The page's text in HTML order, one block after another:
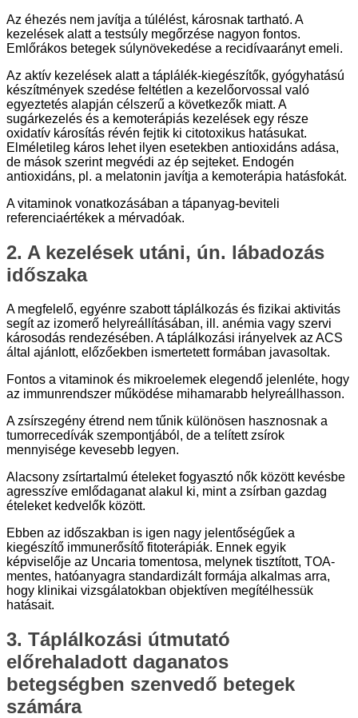
Az éhezés nem javítja a túlélést, károsnak tartható. A
kezelések alatt a testsúly megőrzése nagyon fontos.
Emlőrákos betegek súlynövekedése a recidívaarányt emeli.
Az aktív kezelések alatt a táplálék-kiegészítők, gyógyhatású
készítmények szedése feltétlen a kezelőorvossal való
egyeztetés alapján célszerű a következők miatt. A
sugárkezelés és a kemoterápiás kezelések egy része
oxidatív károsítás révén fejtik ki citotoxikus hatásukat.
Elméletileg káros lehet ilyen esetekben antioxidáns adása,
de mások szerint megvédi az ép sejteket. Endogén
antioxidáns, pl. a melatonin javítja a kemoterápia hatásfokát.
A vitaminok vonatkozásában a tápanyag-beviteli
referenciaértékek a mérvadóak.
2. A kezelések utáni, ún. lábadozás
időszaka
A megfelelő, egyénre szabott táplálkozás és fizikai aktivitás
segít az izomerő helyreállításában, ill. anémia vagy szervi
károsodás rendezésében. A táplálkozási irányelvek az ACS
által ajánlott, előzőekben ismertetett formában javasoltak.
Fontos a vitaminok és mikroelemek elegendő jelenléte, hogy
az immunrendszer működése mihamarabb helyreállhasson.
A zsírszegény étrend nem tűnik különösen hasznosnak a
tumorrecedívák szempontjából, de a telített zsírok
mennyisége kevesebb legyen.
Alacsony zsírtartalmú ételeket fogyasztó nők között kevésbe
agresszíve emlődaganat alakul ki, mint a zsírban gazdag
ételeket kedvelők között.
Ebben az időszakban is igen nagy jelentőségűek a
kiegészítő immunerősítő fitoterápiák. Ennek egyik
képviselője az Uncaria tomentosa, melynek tisztított, TOA-
mentes, hatóanyagra standardizált formája alkalmas arra,
hogy klinikai vizsgálatokban objektíven megítélhessük
hatásait.
3. Táplálkozási útmutató
előrehaladott daganatos
betegségben szenvedő betegek
számára